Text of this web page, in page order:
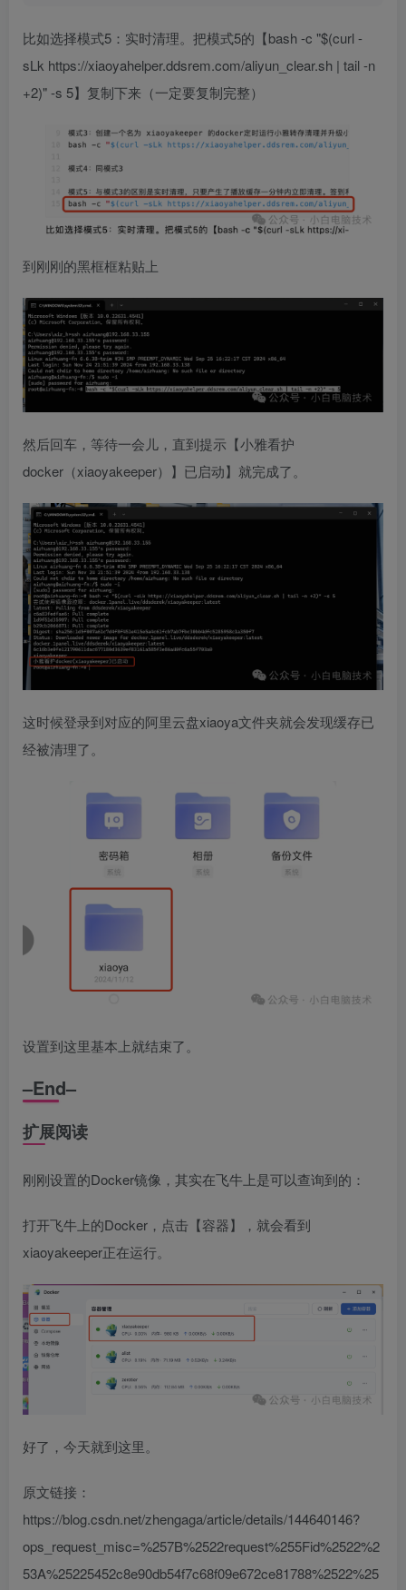
比如选择模式5：实时清理。把模式5的【bash -c "$(curl -
sLk https://xiaoyahelper.ddsrem.com/aliyun_clear.sh | tail -n
+2)" -s 5】复制下来（一定要复制完整）
到刚刚的黑框框粘贴上
然后回车，等待一会儿，直到提示【小雅看护
docker（xiaoyakeeper）】已启动】就完成了。
这时候登录到对应的阿里云盘xiaoya文件夹就会发现缓存已
经被清理了。
设置到这里基本上就结束了。
–End–
扩展阅读
刚刚设置的Docker镜像，其实在飞牛上是可以查询到的：
打开飞牛上的Docker，点击【容器】，就会看到
xiaoyakeeper正在运行。
好了，今天就到这里。
原文链接：
https://blog.csdn.net/zhengaga/article/details/144640146?
ops_request_misc=%257B%2522request%255Fid%2522%2
53A%25225452c8e90db54f7c68f09e672ce81788%2522%25